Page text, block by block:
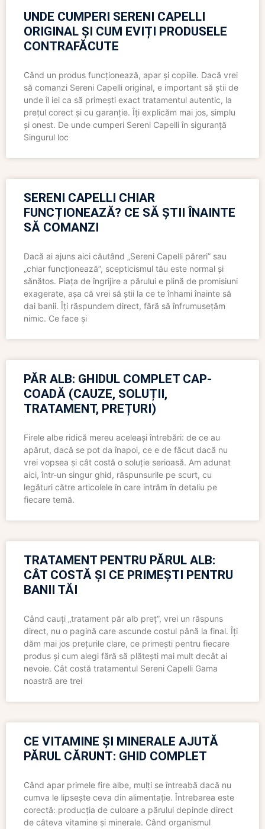
UNDE CUMPERI SERENI CAPELLI
ORIGINAL ȘI CUM EVIȚI PRODUSELE
CONTRAFĂCUTE
Când un produs funcționează, apar și copiile. Dacă vrei
să comanzi Sereni Capelli original, e important să știi de
unde îl iei ca să primești exact tratamentul autentic, la
prețul corect și cu garanție. Îți explicăm mai jos, simplu
și onest. De unde cumperi Sereni Capelli în siguranță
Singurul loc
SERENI CAPELLI CHIAR
FUNCȚIONEAZĂ? CE SĂ ȘTII ÎNAINTE
SĂ COMANZI
Dacă ai ajuns aici căutând „Sereni Capelli păreri” sau
„chiar funcționează”, scepticismul tău este normal și
sănătos. Piața de îngrijire a părului e plină de promisiuni
exagerate, așa că vrei să știi la ce te înhami înainte să
dai banii. Îți răspundem direct, fără să înfrumusețăm
nimic. Ce face și
PĂR ALB: GHIDUL COMPLET CAP-
COADĂ (CAUZE, SOLUȚII,
TRATAMENT, PREȚURI)
Firele albe ridică mereu aceleași întrebări: de ce au
apărut, dacă se pot da înapoi, ce e de făcut dacă nu
vrei vopsea și cât costă o soluție serioasă. Am adunat
aici, într-un singur ghid, răspunsurile pe scurt, cu
legături către articolele în care intrăm în detaliu pe
fiecare temă.
TRATAMENT PENTRU PĂRUL ALB:
CÂT COSTĂ ȘI CE PRIMEȘTI PENTRU
BANII TĂI
Când cauți „tratament păr alb preț”, vrei un răspuns
direct, nu o pagină care ascunde costul până la final. Îți
dăm mai jos prețurile clare, ce primești pentru fiecare
produs și cum alegi fără să plătești mai mult decât ai
nevoie. Cât costă tratamentul Sereni Capelli Gama
noastră are trei
CE VITAMINE ȘI MINERALE AJUTĂ
PĂRUL CĂRUNT: GHID COMPLET
Când apar primele fire albe, mulți se întreabă dacă nu
cumva le lipsește ceva din alimentație. Întrebarea este
corectă: producția de culoare a părului depinde direct
de câteva vitamine și minerale. Când organismul